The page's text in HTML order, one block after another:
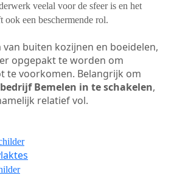
veelal voor de sfeer is en het
een beschermende rol.
buiten kozijnen en boeidelen,
opgepakt te worden om
te voorkomen. Belangrijk om
Bemelen in te schakelen,
relatief vol.